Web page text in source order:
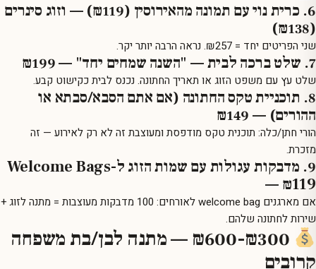
6. כרית נוי עם תמונה מהאירוסין (₪119) — וזוג סינרים
(₪138)
שני הפריטים יחד = ₪257. נראה הרבה יותר יקר.
7. שלט ברכה לבית — "השנה שמחים יחד" — ₪199
שלט עץ עם משפט הזוג או תאריך החתונה. נכנס לבית כקישוט קבע.
8. תוכניית טקס החתונה (אם אתם הסבא/סבתא או
ההורים) — ₪149
הורי חתן/כלה: תוכנית טקס מודפסת ומעוצבת זה לא רק לאירוע — זה
מזכרת.
9. מדבקות עגולות עם שמות הזוג ל-Welcome Bags
— ₪119
אם מארגנים welcome bag לאורחים: 100 מדבקות מעוצבות
= מתנה לזוג +
שירות לחתונה שלהם.
₪300-₪600 — מתנה לבן/בת משפחה
קרובים